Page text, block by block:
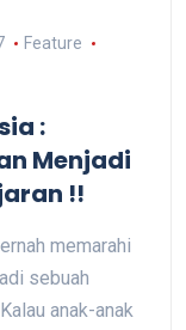
Feature
:
Menjadi
!!
memarahi
sebuah
anak-anak